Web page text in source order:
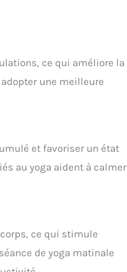
confort pour les
personnes de toutes
et tailles. Idéal
nettoyer avec un
ce qui améliore la
une meilleure
et favoriser un état
au yoga aident à calmer
ce qui stimule
de yoga matinale